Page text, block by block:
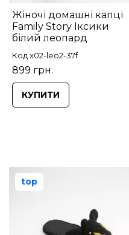
Жіночі домашні капці
Family Story Іксики
білий леопард
Код x02-leo2-37f
899 грн.
КУПИТИ
top